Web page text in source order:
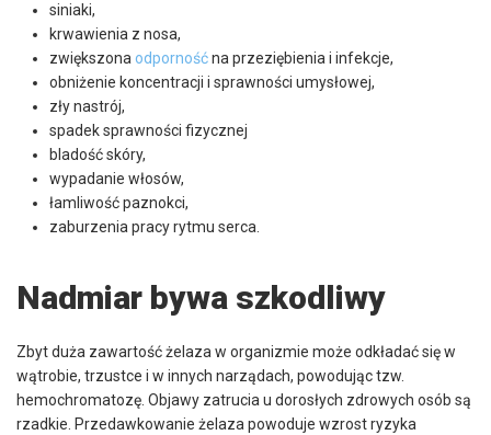
siniaki,
krwawienia z nosa,
zwiększonaodpornośćna przeziębienia i infekcje,
obniżenie koncentracji i sprawności umysłowej,
zły nastrój,
spadek sprawności fizycznej
bladość skóry,
wypadanie włosów,
łamliwość paznokci,
zaburzenia pracy rytmu serca.
Nadmiar bywa szkodliwy
Zbyt duża zawartość żelaza w organizmie może odkładać się w
wątrobie, trzustce i w innych narządach, powodując tzw.
hemochromatozę. Objawy zatrucia u dorosłych zdrowych osób są
rzadkie. Przedawkowanie żelaza powoduje wzrost ryzyka